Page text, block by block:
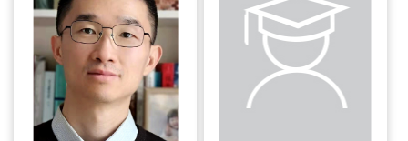
领军人才、江苏
省“333高层次人才
培养工程”中青年科
学技术带头人...
2011年于山东大学
获工学学士学位，
2016年6月在中国科
学技术大学自动化
系获...